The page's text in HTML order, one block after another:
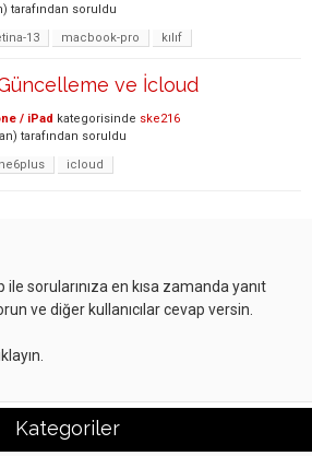
tarafından soruldu
13
macbook-pro kılıf
ve İcloud
/ iPad kategorisinde ske216
tarafından soruldu
icloud
sorularınıza en kısa zamanda yanıt
ve diğer kullanıcılar cevap versin.
Kategoriler